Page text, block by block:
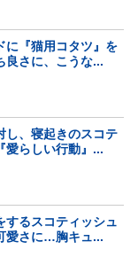
に『猫用コタツ』を
さに、こうな...
し、寝起きのスコテ
らしい行動』...
するスコティッシュ
愛さに…胸キュ...